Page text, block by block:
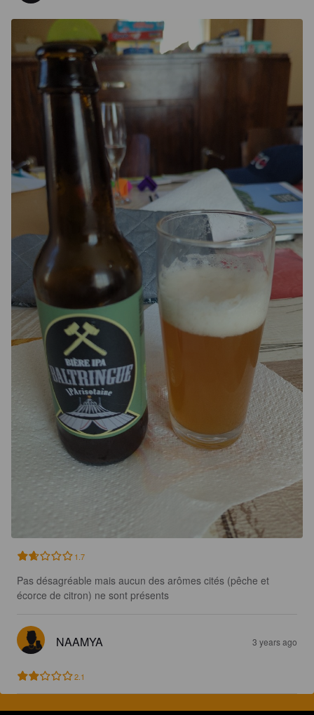
1.7
Pas désagréable mais aucun des arômes cités (pêche et
écorce de citron) ne sont présents
NAAMYA 3 years ago
2.1